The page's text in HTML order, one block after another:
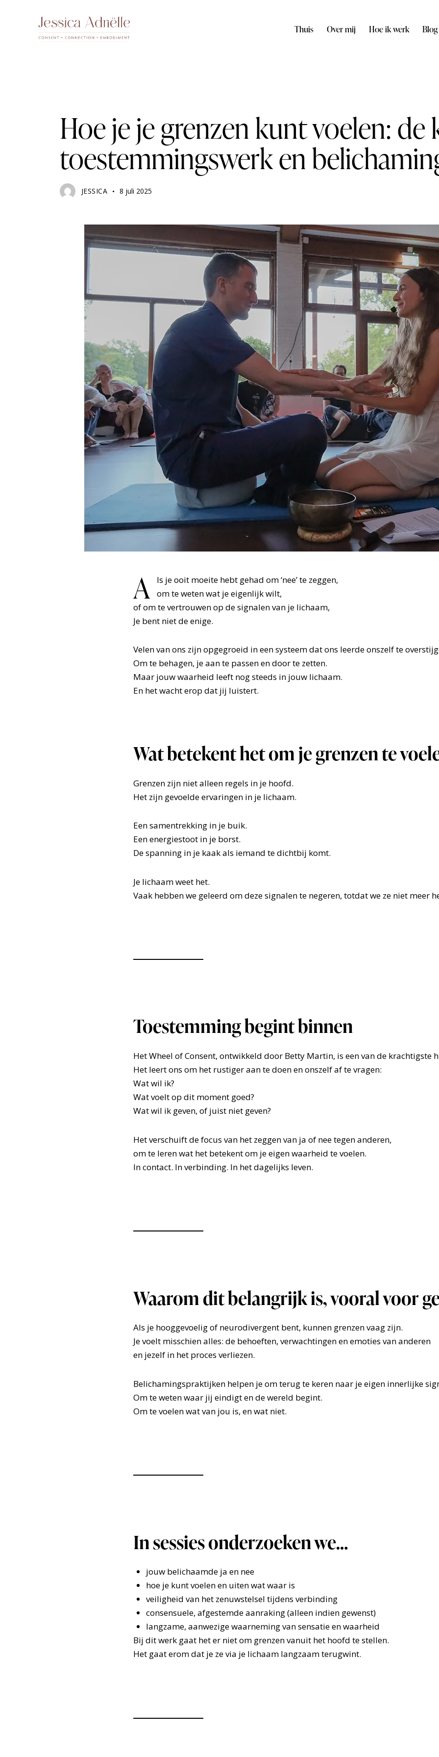
Thuis Over mij Hoe ik werk Blog
Hoe je je grenzen kunt voelen: de
toestemmingswerk en
JESSICA 8 juli 2025
A
ls je ooit moeite hebt gehad om ‘nee’ te zeggen,
om te weten wat je eigenlijk wilt,
of om te vertrouwen op de signalen van je lichaam,
Je bent niet de enige.
Velen van ons zijn opgegroeid in een systeem dat ons leerde onszelf te
Om te behagen, je aan te passen en door te zetten.
Maar jouw waarheid leeft nog steeds in jouw lichaam.
En het wacht erop dat jij luistert.
Wat betekent het om je grenzen te
Grenzen zijn niet alleen regels in je hoofd.
Het zijn gevoelde ervaringen in je lichaam.
Een samentrekking in je buik.
Een energiestoot in je borst.
De spanning in je kaak als iemand te dichtbij komt.
Je lichaam weet het.
Vaak hebben we geleerd om deze signalen te negeren, totdat we ze niet meer
Toestemming begint binnen
Het Wheel of Consent, ontwikkeld door Betty Martin, is een van de
Het leert ons om het rustiger aan te doen en onszelf af te vragen:
Wat wil ik?
Wat voelt op dit moment goed?
Wat wil ik geven, of juist niet geven?
Het verschuift de focus van het zeggen van ja of nee tegen anderen,
om te leren wat het betekent om je eigen waarheid te voelen.
In contact. In verbinding. In het dagelijks leven.
Waarom dit belangrijk is, vooral voor
Als je hooggevoelig of neurodivergent bent, kunnen grenzen vaag zijn.
Je voelt misschien alles: de behoeften, verwachtingen en emoties van anderen
en jezelf in het proces verliezen.
Belichamingspraktijken helpen je om terug te keren naar je eigen innerlijke
Om te weten waar jij eindigt en de wereld begint.
Om te voelen wat van jou is, en wat niet.
In sessies onderzoeken we…
jouw belichaamde ja en nee
hoe je kunt voelen en uiten wat waar is
veiligheid van het zenuwstelsel tijdens verbinding
consensuele, afgestemde aanraking (alleen indien gewenst)
langzame, aanwezige waarneming van sensatie en waarheid
Bij dit werk gaat het er niet om grenzen vanuit het hoofd te stellen.
Het gaat erom dat je ze via je lichaam langzaam terugwint.